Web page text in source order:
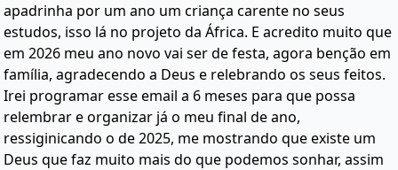
apadrinha por um ano um criança carente no seus
estudos, isso lá no projeto da África. E acredito muito que
em 2026 meu ano novo vai ser de festa, agora benção em
família, agradecendo a Deus e relebrando os seus feitos.
Irei programar esse email a 6 meses para que possa
relembrar e organizar já o meu final de ano,
ressiginicando o de 2025, me mostrando que existe um
Deus que faz muito mais do que podemos sonhar, assim